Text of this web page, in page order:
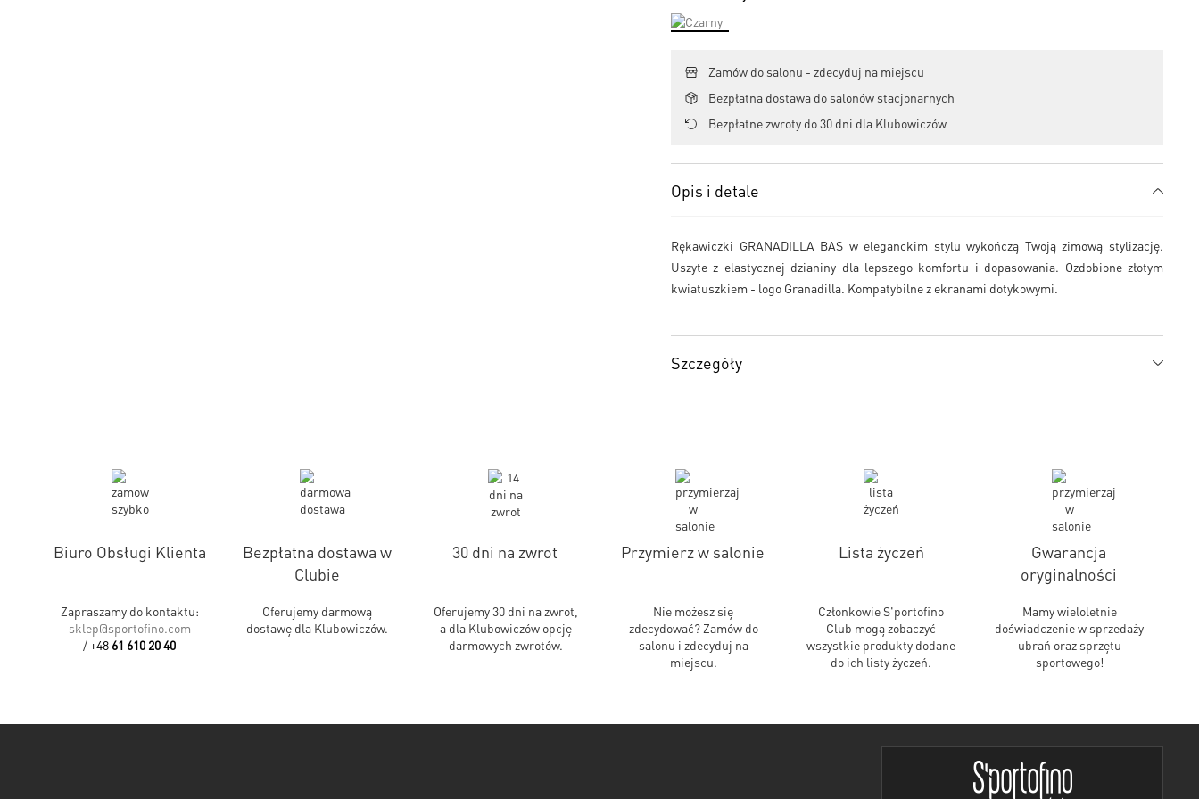
Zamów do salonu - zdecyduj na miejscu
Bezpłatna dostawa do salonów stacjonarnych
Bezpłatne zwroty do 30 dni dla Klubowiczów
Opis i detale
Rękawiczki GRANADILLA BAS w eleganckim stylu wykończą Twoją zimową stylizację.
Uszyte z elastycznej dzianiny dla lepszego komfortu i dopasowania. Ozdobione złotym
kwiatuszkiem - logo Granadilla. Kompatybilne z ekranami dotykowymi.
Szczegóły
Biuro Obsługi Klienta
Zapraszamy do kontaktu:
sklep@sportofino.com
/+48 61 610 20 40
Bezpłatna dostawa w
Clubie
Oferujemy darmową
dostawę dla Klubowiczów.
30 dni na zwrot
Oferujemy 30 dni na zwrot,
a dla Klubowiczów opcję
darmowych zwrotów.
Przymierz w salonie
Nie możesz się
zdecydować? Zamów do
salonu i zdecyduj na
miejscu.
Lista życzeń
Członkowie S'portofino
Club mogą zobaczyć
wszystkie produkty dodane
do ich listy życzeń.
Gwarancja
oryginalności
Mamy wieloletnie
doświadczenie w sprzedaży
ubrań oraz sprzętu
sportowego!